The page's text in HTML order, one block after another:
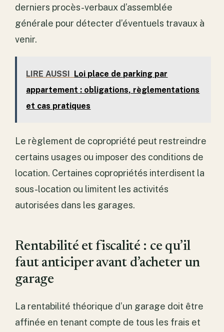
derniers procès-verbaux d’assemblée
générale pour détecter d’éventuels travaux à
venir.
LIRE AUSSI Loi place de parking par
appartement : obligations, règlementations
et cas pratiques
Le règlement de copropriété peut restreindre
certains usages ou imposer des conditions de
location. Certaines copropriétés interdisent la
sous-location ou limitent les activités
autorisées dans les garages.
Rentabilité et fiscalité : ce qu’il
faut anticiper avant d’acheter un
garage
La rentabilité théorique d’un garage doit être
affinée en tenant compte de tous les frais et